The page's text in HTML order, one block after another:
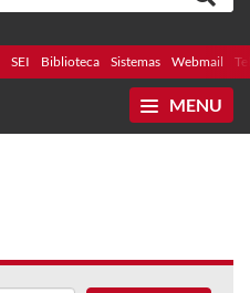
SEI Biblioteca Sistemas Webmail
MENU